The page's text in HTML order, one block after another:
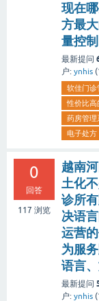
现在
方最
量控
最新提问
户: ynhis (
软佳门诊
性价比高
药房管理
电子处方
0
回答
117 浏览
越南
土化
诊所
决语
运营
为服
语言
最新提问
户: ynhis (